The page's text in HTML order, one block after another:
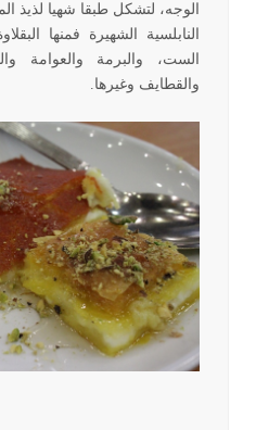
الوجه، لتشكل طبقا شهيا لذيذ
النابلسية الشهيرة فمنها
الست، والبرمة والعوامة
والقطايف وغيرها.